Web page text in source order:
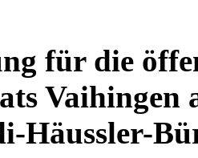
für die
Vaihingen
Häussler-